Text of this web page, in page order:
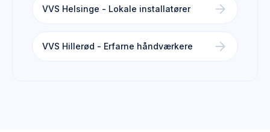
VVS Helsinge - Lokale installatører arrow_forward
VVS Hillerød - Erfarne håndværkere arrow_forward